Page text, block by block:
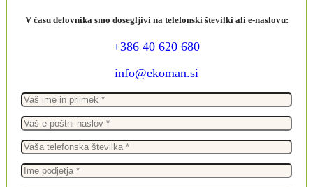
V času delovnika smo dosegljivi na telefonski številki ali e-naslovu:
+386 40 620 680
info@ekoman.si